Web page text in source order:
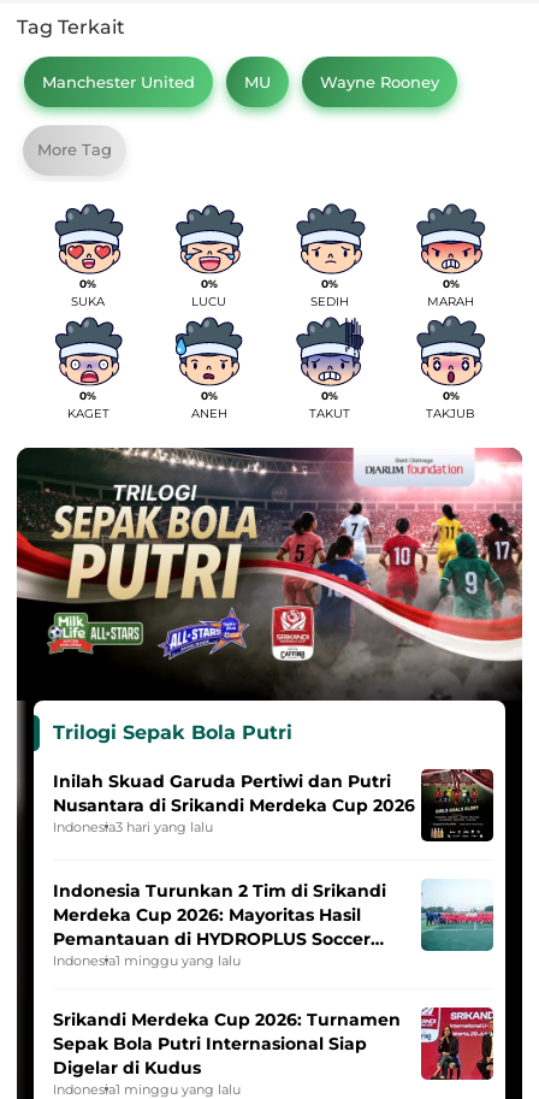
Tag Terkait
Manchester United MU Wayne Rooney
More Tag
0%
SUKA
0%
LUCU
0%
SEDIH
0%
MARAH
0%
KAGET
0%
ANEH
0%
TAKUT
0%
TAKJUB
Trilogi Sepak Bola Putri
Inilah Skuad Garuda Pertiwi dan Putri
Nusantara di Srikandi Merdeka Cup 2026
Indonesia3 hari yang lalu
Indonesia Turunkan 2 Tim di Srikandi
Merdeka Cup 2026: Mayoritas Hasil
Pemantauan di HYDROPLUS Soccer
League
Indonesia1 minggu yang lalu
Srikandi Merdeka Cup 2026: Turnamen
Sepak Bola Putri Internasional Siap
Digelar di Kudus
Indonesia1 minggu yang lalu